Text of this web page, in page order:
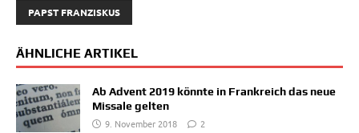
PAPST FRANZISKUS
ÄHNLICHE ARTIKEL
Ab Advent 2019 könnte in Frankreich das neue
Missale gelten
9. November 2018
2